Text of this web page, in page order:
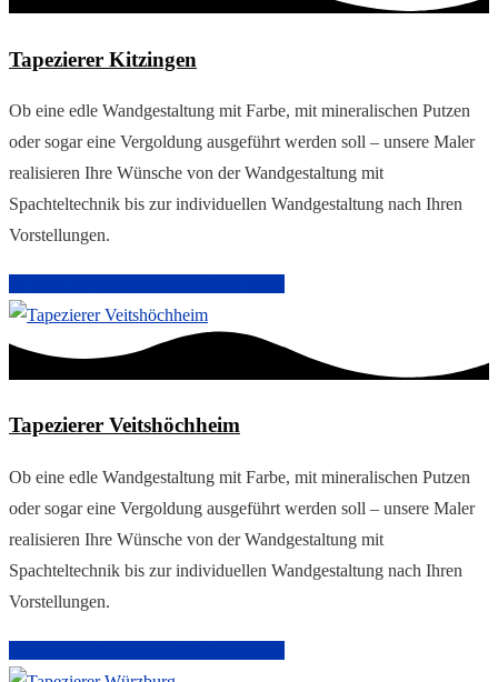
Tapezierer Kitzingen
Ob eine edle Wandgestaltung mit Farbe, mit mineralischen Putzen
oder sogar eine Vergoldung ausgeführt werden soll – unsere Maler
realisieren Ihre Wünsche von der Wandgestaltung mit
Spachteltechnik bis zur individuellen Wandgestaltung nach Ihren
Vorstellungen.
Tapezierer Veitshöchheim
Ob eine edle Wandgestaltung mit Farbe, mit mineralischen Putzen
oder sogar eine Vergoldung ausgeführt werden soll – unsere Maler
realisieren Ihre Wünsche von der Wandgestaltung mit
Spachteltechnik bis zur individuellen Wandgestaltung nach Ihren
Vorstellungen.